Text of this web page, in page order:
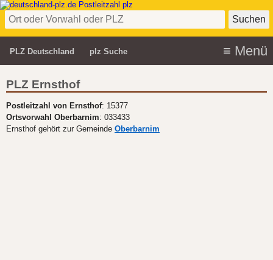
PLZ Deutschland plz Suche
PLZ Ernsthof
Postleitzahl von Ernsthof: 15377
Ortsvorwahl Oberbarnim: 033433
Ernsthof gehört zur Gemeinde Oberbarnim